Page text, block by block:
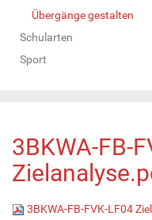
Übergänge gestalten
Schularten
Sport
3BKWA-FB-
3BKWA-FB-FVK-LF04